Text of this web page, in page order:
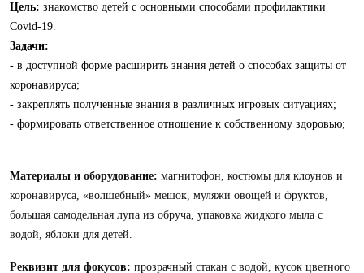
Цель: знакомство детей с основными способами профилактики
Covid-19.
Задачи:
- в доступной форме расширить знания детей о способах защиты от
коронавируса;
- закреплять полученные знания в различных игровых ситуациях;
- формировать ответственное отношение к собственному здоровью;
Материалы и оборудование: магнитофон, костюмы для клоунов и
коронавируса, «волшебный» мешок, муляжи овощей и фруктов,
большая самодельная лупа из обруча, упаковка жидкого мыла с
водой, яблоки для детей.
Реквизит для фокусов: прозрачный стакан с водой, кусок цветного